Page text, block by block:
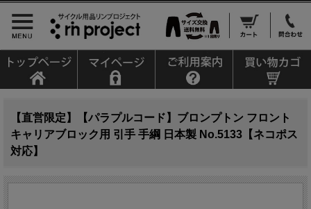
【直営限定】【パラプルコード】ブロンプトン フロント
キャリアブロック用 引手 手綱 日本製 No.5133【ネコポス
対応】